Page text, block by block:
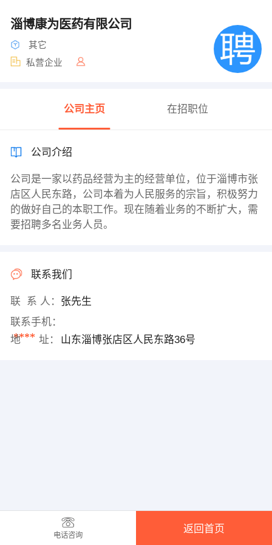
淄博康为医药有限公司
其它
私营企业
公司主页 在招职位
公司介绍
公司是一家以药品经营为主的经营单位，位于淄博市张
店区人民东路，公司本着为人民服务的宗旨，积极努力
的做好自己的本职工作。现在随着业务的不断扩大，需
要招聘多名业务人员。
联系我们
联 系 人： 张先生
联系手机：
****
地 址： 山东淄博张店区人民东路36号
电话咨询
返回首页